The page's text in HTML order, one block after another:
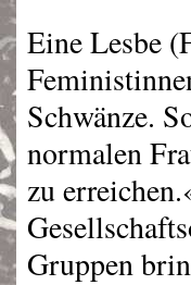
Eine Lesbe
Schwänze.
normalen
zu
Gruppen